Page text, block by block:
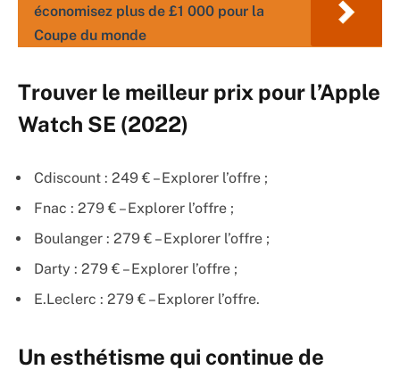
économisez plus de £1 000 pour la
Coupe du monde
Trouver le meilleur prix pour l’Apple
Watch SE (2022)
Cdiscount : 249 € – Explorer l’offre ;
Fnac : 279 € – Explorer l’offre ;
Boulanger : 279 € – Explorer l’offre ;
Darty : 279 € – Explorer l’offre ;
E.Leclerc : 279 € – Explorer l’offre.
Un esthétisme qui continue de